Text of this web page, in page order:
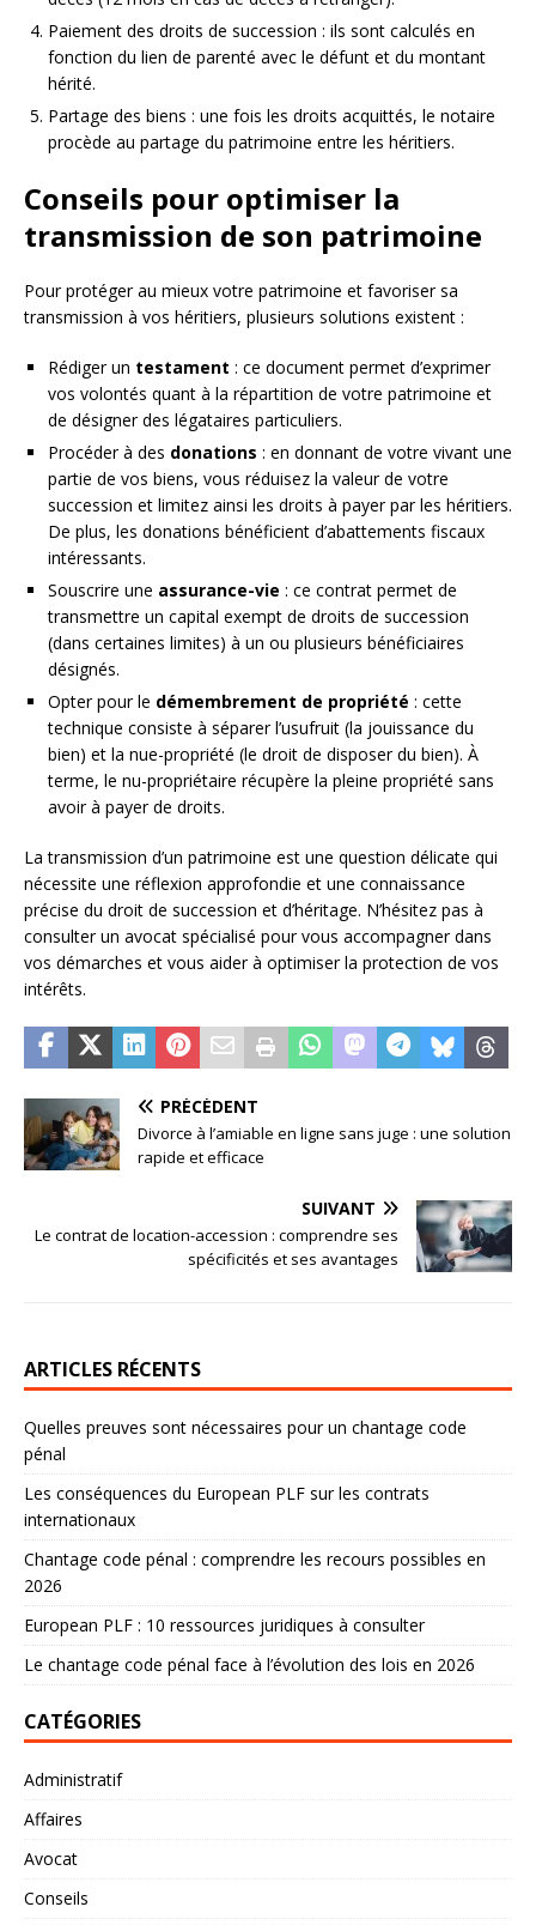
Paiement des droits de succession : ils sont calculés en
fonction du lien de parenté avec le défunt et du montant
hérité.
Partage des biens : une fois les droits acquittés, le notaire
procède au partage du patrimoine entre les héritiers.
Conseils pour optimiser la
transmission de son patrimoine
Pour protéger au mieux votre patrimoine et favoriser sa
transmission à vos héritiers, plusieurs solutions existent :
Rédiger un testament : ce document permet d’exprimer
vos volontés quant à la répartition de votre patrimoine et
de désigner des légataires particuliers.
Procéder à des donations : en donnant de votre vivant une
partie de vos biens, vous réduisez la valeur de votre
succession et limitez ainsi les droits à payer par les héritiers.
De plus, les donations bénéficient d’abattements fiscaux
intéressants.
Souscrire une assurance-vie : ce contrat permet de
transmettre un capital exempt de droits de succession
(dans certaines limites) à un ou plusieurs bénéficiaires
désignés.
Opter pour le démembrement de propriété : cette
technique consiste à séparer l’usufruit (la jouissance du
bien) et la nue-propriété (le droit de disposer du bien). À
terme, le nu-propriétaire récupère la pleine propriété sans
avoir à payer de droits.
La transmission d’un patrimoine est une question délicate qui
nécessite une réflexion approfondie et une connaissance
précise du droit de succession et d’héritage. N’hésitez pas à
consulter un avocat spécialisé pour vous accompagner dans
vos démarches et vous aider à optimiser la protection de vos
intérêts.
PRÉCÉDENT
Divorce à l’amiable en ligne sans juge : une solution
rapide et efficace
SUIVANT
Le contrat de location-accession : comprendre ses
spécificités et ses avantages
ARTICLES RÉCENTS
Quelles preuves sont nécessaires pour un chantage code
pénal
Les conséquences du European PLF sur les contrats
internationaux
Chantage code pénal : comprendre les recours possibles en
2026
European PLF : 10 ressources juridiques à consulter
Le chantage code pénal face à l’évolution des lois en 2026
CATÉGORIES
Administratif
Affaires
Avocat
Conseils